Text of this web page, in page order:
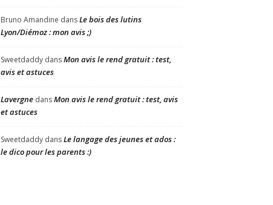
Bruno Amandine dansLe bois des lutins
Lyon/Diémoz : mon avis ;)
Sweetdaddy dansMon avis le rend gratuit : test,
avis et astuces
Lavergne dansMon avis le rend gratuit : test, avis
et astuces
Sweetdaddy dansLe langage des jeunes et ados :
le dico pour les parents :)